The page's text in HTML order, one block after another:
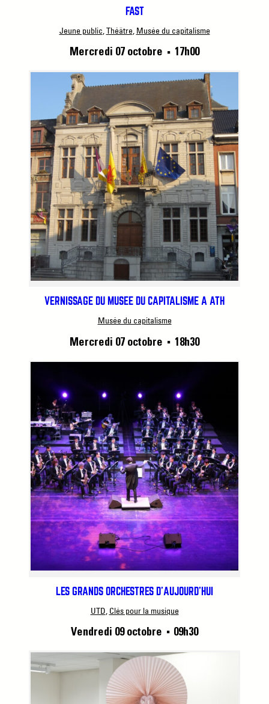
FAST
Jeune public, Théâtre, Musée du capitalisme
Mercredi 07 octobre ■ 17h00
VERNISSAGE DU MUSÉE DU CAPITALISME À ATH
Musée du capitalisme
Mercredi 07 octobre ■ 18h30
LES GRANDS ORCHESTRES D’AUJOURD’HUI
UTD, Clés pour la musique
Vendredi 09 octobre ■ 09h30